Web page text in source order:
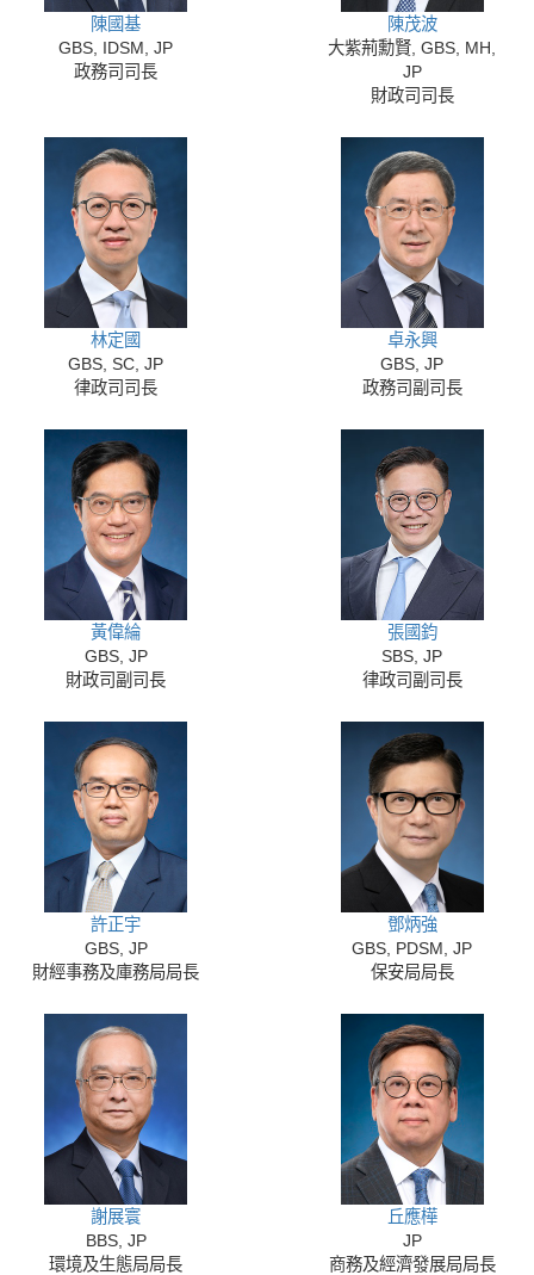
陳國基
GBS, IDSM, JP
政務司司長
陳茂波
大紫荊勳賢, GBS, MH,
JP
財政司司長
林定國
GBS, SC, JP
律政司司長
卓永興
GBS, JP
政務司副司長
黃偉綸
GBS, JP
財政司副司長
張國鈞
SBS, JP
律政司副司長
許正宇
GBS, JP
財經事務及庫務局局長
鄧炳強
GBS, PDSM, JP
保安局局長
謝展寰
BBS, JP
環境及生態局局長
丘應樺
JP
商務及經濟發展局局長